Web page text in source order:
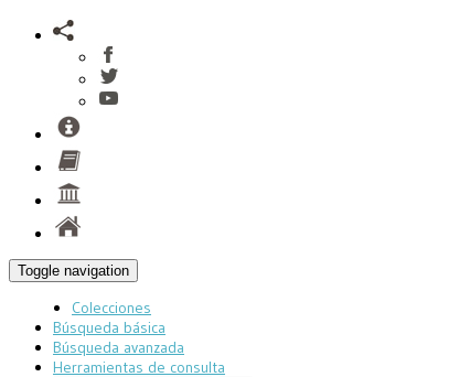
Toggle navigation
Colecciones
Búsqueda básica
Búsqueda avanzada
Herramientas de consulta